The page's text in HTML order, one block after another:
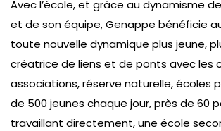
Avec l’école, et grâce au dynamisme
et de son équipe, Genappe bénéficie
toute nouvelle dynamique plus jeune,
créatrice de liens et de ponts avec les
associations, réserve naturelle, écoles
de 500 jeunes chaque jour, près de 60
travaillant directement, une école